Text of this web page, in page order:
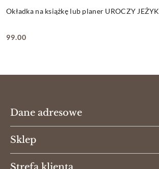
Okładka na książkę lub planer UROCZY JEŻYK
Cena:
99.00
Dane adresowe
Sklep